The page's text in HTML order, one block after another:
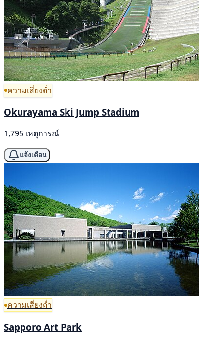
ความเสี่ยงต่ำ
Okurayama Ski Jump Stadium
1,795 เหตุการณ์
แจ้งเตือน
ความเสี่ยงต่ำ
Sapporo Art Park